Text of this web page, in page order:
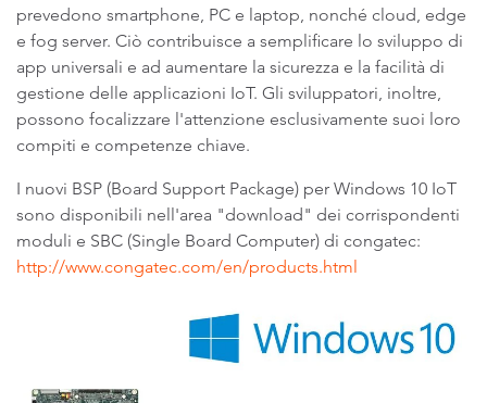
prevedono smartphone, PC e laptop, nonché cloud, edge
e fog server. Ciò contribuisce a semplificare lo sviluppo di
app universali e ad aumentare la sicurezza e la facilità di
gestione delle applicazioni IoT. Gli sviluppatori, inoltre,
possono focalizzare l'attenzione esclusivamente suoi loro
compiti e competenze chiave.
I nuovi BSP (Board Support Package) per Windows 10 IoT
sono disponibili nell'area "download" dei corrispondenti
moduli e SBC (Single Board Computer) di congatec:
http://www.congatec.com/en/products.html